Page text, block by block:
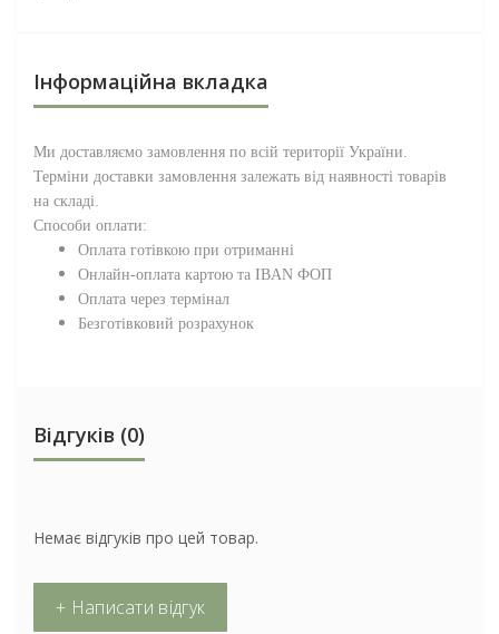
Інформаційна вкладка
Ми доставляємо замовлення по всій території України.
Терміни доставки замовлення залежать від наявності товарів
на складі.
Способи оплати:
Оплата готівкою при отриманні
Онлайн-оплата картою та IBAN ФОП
Оплата через термінал
Безготівковий розрахунок
Відгуків (0)
Немає відгуків про цей товар.
+ Написати відгук